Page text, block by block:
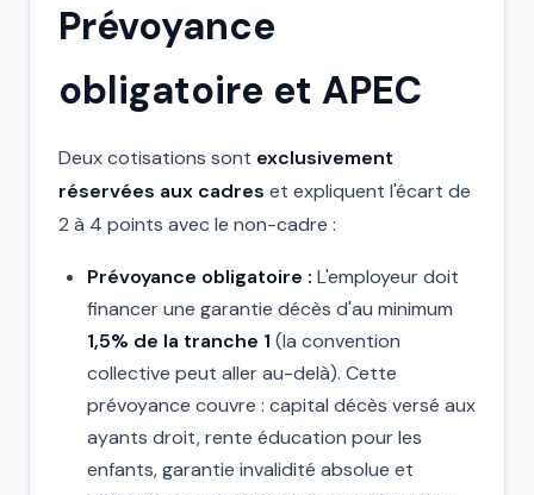
Prévoyance
obligatoire et APEC
Deux cotisations sont exclusivement
réservées aux cadres et expliquent l'écart de
2 à 4 points avec le non-cadre :
Prévoyance obligatoire : L'employeur doit
financer une garantie décès d'au minimum
1,5% de la tranche 1 (la convention
collective peut aller au-delà). Cette
prévoyance couvre : capital décès versé aux
ayants droit, rente éducation pour les
enfants, garantie invalidité absolue et